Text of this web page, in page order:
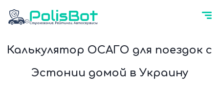
Калькулятор ОСАГО для поездок с
Эстонии домой в Украину